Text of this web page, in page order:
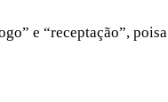
e “receptação”, poisa